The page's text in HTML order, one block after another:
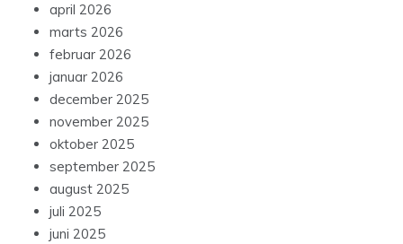
april 2026
marts 2026
februar 2026
januar 2026
december 2025
november 2025
oktober 2025
september 2025
august 2025
juli 2025
juni 2025